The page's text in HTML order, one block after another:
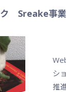
ク Sreake事
シ
推